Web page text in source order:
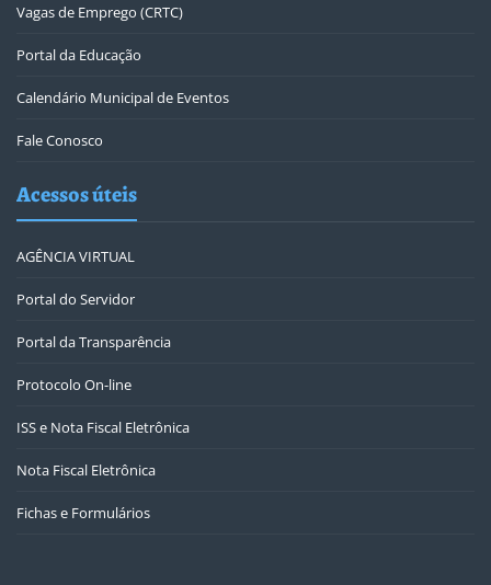
Vagas de Emprego (CRTC)
Portal da Educação
Calendário Municipal de Eventos
Fale Conosco
Acessos úteis
AGÊNCIA VIRTUAL
Portal do Servidor
Portal da Transparência
Protocolo On-line
ISS e Nota Fiscal Eletrônica
Nota Fiscal Eletrônica
Fichas e Formulários